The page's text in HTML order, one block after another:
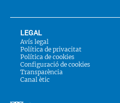
LEGAL
Avís legal
Política de privacitat
Política de cookies
Configuració de cookies
Transparència
Canal ètic